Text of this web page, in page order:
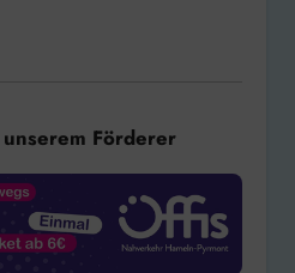
Förderer